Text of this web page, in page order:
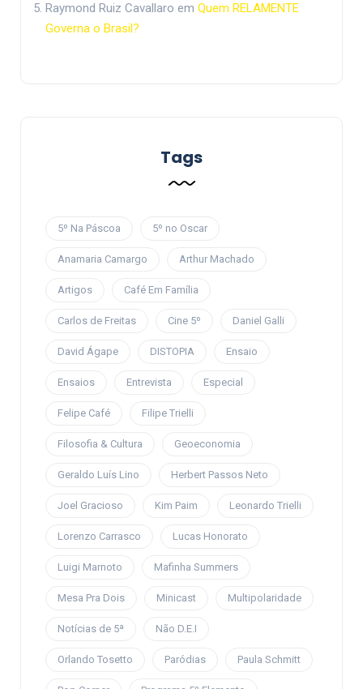
Raymond Ruiz Cavallaro em Quem RELAMENTE
Governa o Brasil?
Tags
5º Na Páscoa 5º no Oscar
Anamaria Camargo Arthur Machado
Artigos Café Em Família
Carlos de Freitas Cine 5º Daniel Galli
David Ágape DISTOPIA Ensaio
Ensaios Entrevista Especial
Felipe Café Filipe Trielli
Filosofia & Cultura Geoeconomia
Geraldo Luís Lino Herbert Passos Neto
Joel Gracioso Kim Paim Leonardo Trielli
Lorenzo Carrasco Lucas Honorato
Luigi Marnoto Mafinha Summers
Mesa Pra Dois Minicast Multipolaridade
Notícias de 5ª Não D.E.I
Orlando Tosetto Paródias Paula Schmitt